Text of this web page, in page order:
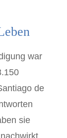
war
de
sie